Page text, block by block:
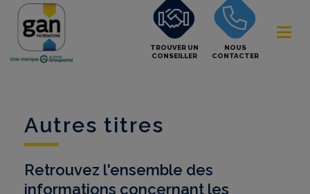
TROUVER UN
CONSEILLER
NOUS
CONTACTER
Autres titres
Retrouvez l'ensemble des
informations concernant les